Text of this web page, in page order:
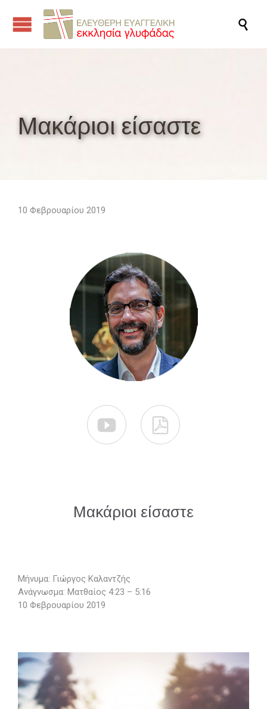

Μακάριοι είσαστε
10 Φεβρουαρίου 2019
 
Μακάριοι είσαστε
Μήνυμα: Γιώργος Καλαντζής
Ανάγνωσμα: Ματθαίος 4:23 – 5:16
10 Φεβρουαρίου 2019